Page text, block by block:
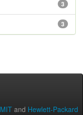
3
3
MIT and Hewlett-Packard